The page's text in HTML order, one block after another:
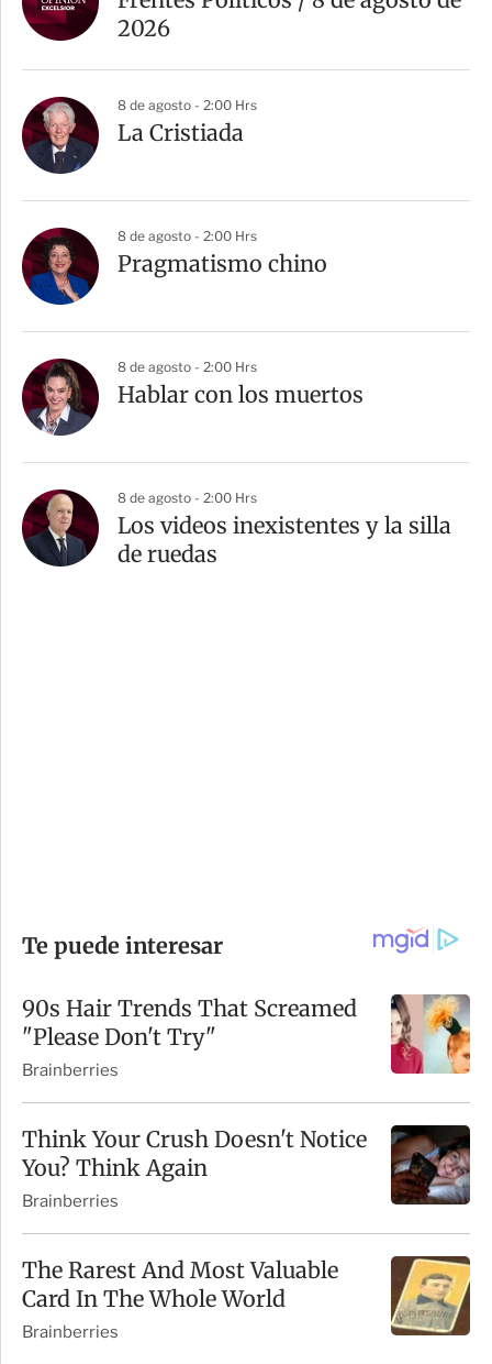
2026
8 de agosto - 2:00 Hrs
La Cristiada
8 de agosto - 2:00 Hrs
Pragmatismo chino
8 de agosto - 2:00 Hrs
Hablar con los muertos
8 de agosto - 2:00 Hrs
Los videos inexistentes y la silla
de ruedas